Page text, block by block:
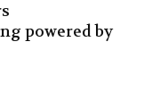
powered by